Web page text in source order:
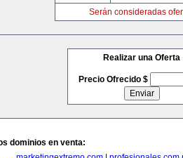
Serán consideradas
Realizar una Oferta
Precio Ofrecido $
dominios en venta: